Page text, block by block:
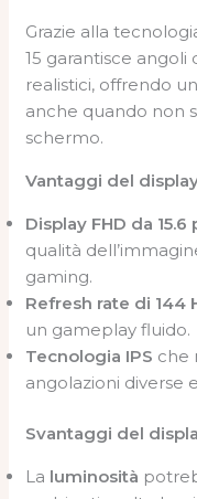
Grazie alla
15 garantisce angoli
realistici, offrendo
anche quando non
schermo.
Vantaggi del
Display FHD da 15.6
qualità
gaming.
Refresh rate di 144
un gameplay fluido.
Tecnologia IPS che
angolazioni diverse
Svantaggi del
La luminosità